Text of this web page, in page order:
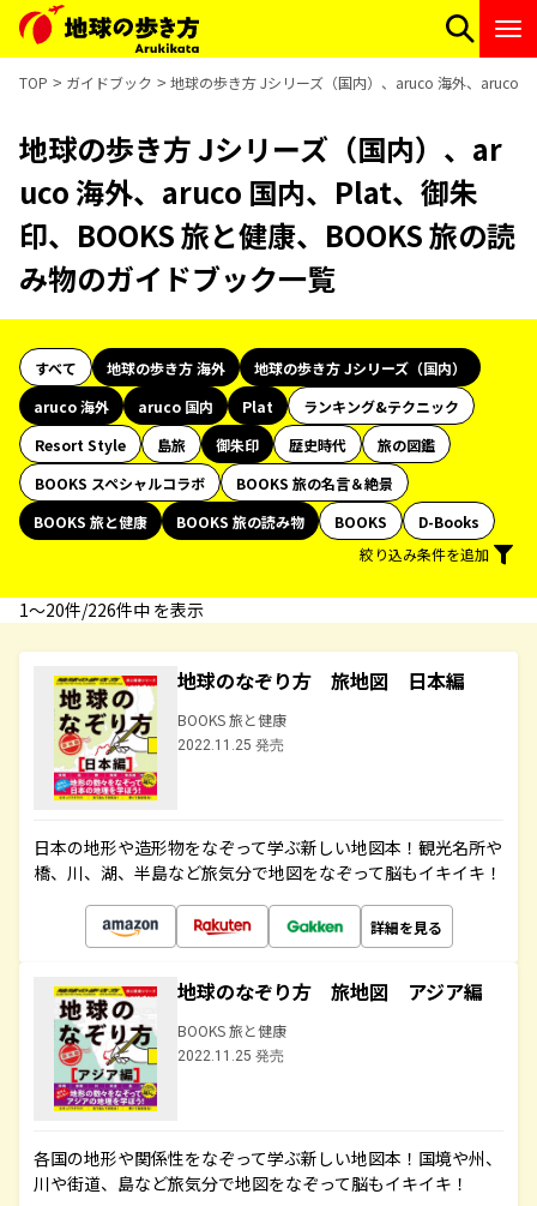
TOP ガイドブック 地球の歩き方 Jシリーズ（国内）、aruco 海外、aruco
地球の歩き方 Jシリーズ（国内）、ar
uco 海外、aruco 国内、Plat、御朱
印、BOOKS 旅と健康、BOOKS 旅の読
み物のガイドブック一覧
すべて 地球の歩き方 海外
地球の歩き方 Jシリーズ（国内）
aruco 海外
aruco 国内 Plat
ランキング&テクニック
Resort Style
島旅 御朱印 歴史時代
旅の図鑑
BOOKS スペシャルコラボ
BOOKS 旅の名言＆絶景
BOOKS 旅と健康
BOOKS 旅の読み物 BOOKS
D-Books
絞り込み条件を追加
1〜20件/226件中 を表示
地球のなぞり方 旅地図 日本編
BOOKS 旅と健康
2022.11.25 発売
日本の地形や造形物をなぞって学ぶ新しい地図本！観光名所や
橋、川、湖、半島など旅気分で地図をなぞって脳もイキイキ！
詳細を見る
地球のなぞり方 旅地図 アジア編
BOOKS 旅と健康
2022.11.25 発売
各国の地形や関係性をなぞって学ぶ新しい地図本！国境や州、
川や街道、島など旅気分で地図をなぞって脳もイキイキ！